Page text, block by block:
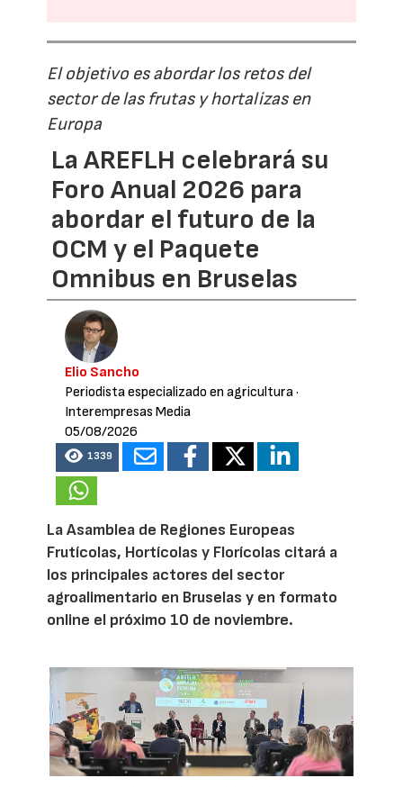
El objetivo es abordar los retos del
sector de las frutas y hortalizas en
Europa
La AREFLH celebrará su
Foro Anual 2026 para
abordar el futuro de la
OCM y el Paquete
Omnibus en Bruselas
Elio Sancho
Periodista especializado en agricultura·
Interempresas Media
05/08/2026
1339
La Asamblea de Regiones Europeas
Frutícolas, Hortícolas y Florícolas citará a
los principales actores del sector
agroalimentario en Bruselas y en formato
online el próximo 10 de noviembre.